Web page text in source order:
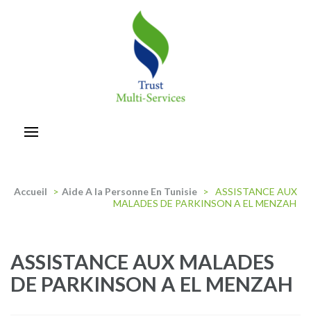
Accueil > Aide A la Personne En Tunisie > ASSISTANCE AUX
MALADES DE PARKINSON A EL MENZAH
ASSISTANCE AUX MALADES
DE PARKINSON A EL MENZAH